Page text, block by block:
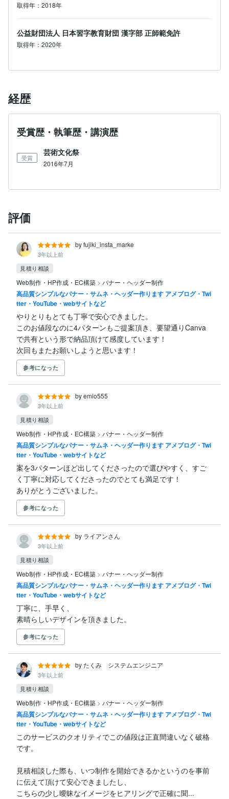
取得年：2018年
公益財団法人 日本習字教育財団 漢字部 正師範免許
取得年：2020年
経歴
受賞歴・執筆歴・講演歴
受賞
芸術文化祭
2016年7月
評価
by fujiki_insta_marke
3年以上前
見積り相談
Web制作・HP作成・EC構築 > バナー・ヘッダー制作
高品質シンプルなバナー・サムネ・ヘッダー作ります アメブログ・Twi
tter・YouTube・webサイトなど
やりとりもとても丁寧で安心できました。
このお値段なのに4パターンもご提案頂き、要望通りCanva
で共有という形で納品頂けて感度しています！
次回もまたお願いしようと思います！
参考になった
by emio555
3年以上前
見積り相談
Web制作・HP作成・EC構築 > バナー・ヘッダー制作
高品質シンプルなバナー・サムネ・ヘッダー作ります アメブログ・Twi
tter・YouTube・webサイトなど
案を3パターンほど出してくださったので選びやすく、すご
く丁寧に対応してくださったのでとても満足です！
ありがとうございました。
参考になった
by ライアンさん
3年以上前
見積り相談
Web制作・HP作成・EC構築 > バナー・ヘッダー制作
高品質シンプルなバナー・サムネ・ヘッダー作ります アメブログ・Twi
tter・YouTube・webサイトなど
丁寧に、手早く、
素晴らしいデザインを頂きました。
参考になった
by たくみ システムエンジニア
3年以上前
見積り相談
Web制作・HP作成・EC構築 > バナー・ヘッダー制作
高品質シンプルなバナー・サムネ・ヘッダー作ります アメブログ・Twi
tter・YouTube・webサイトなど
このサービスのクオリティでこの値段は正直間違いなく破格
です。
見積相談した際も、いつ制作を開始できるかというのを事前
に伝えて頂けて安心できましたし、
こちらの少し曖昧なイメージをヒアリングで正確に聞...